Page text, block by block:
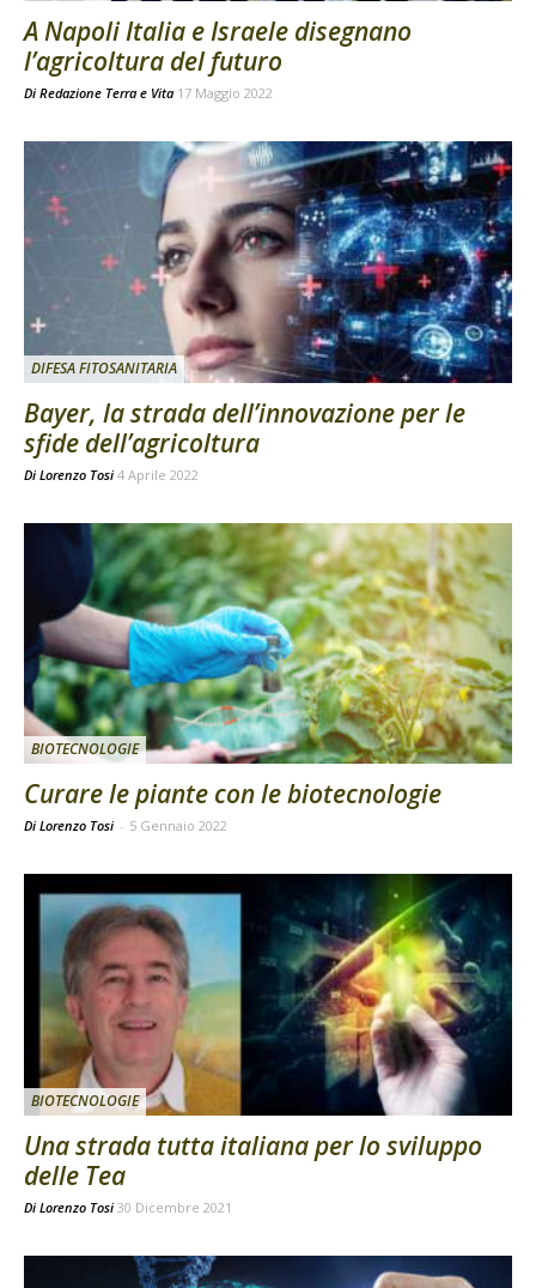
A Napoli Italia e Israele disegnano
l’agricoltura del futuro
Di Redazione Terra e Vita 17 Maggio 2022
DIFESA FITOSANITARIA
Bayer, la strada dell’innovazione per le
sfide dell’agricoltura
Di Lorenzo Tosi 4 Aprile 2022
BIOTECNOLOGIE
Curare le piante con le biotecnologie
Di Lorenzo Tosi - 5 Gennaio 2022
BIOTECNOLOGIE
Una strada tutta italiana per lo sviluppo
delle Tea
Di Lorenzo Tosi 30 Dicembre 2021